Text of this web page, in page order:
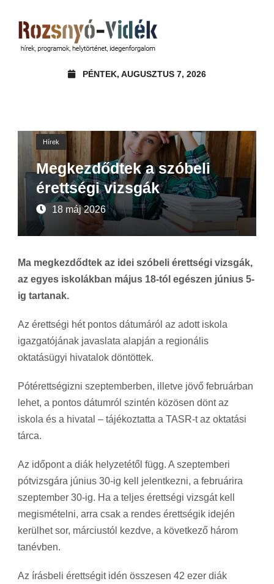
PÉNTEK, AUGUSZTUS 7, 2026
Hírek
Megkezdődtek a szóbeli
érettségi vizsgák
18 máj 2026
Ma megkezdődtek az idei szóbeli érettségi vizsgák,
az egyes iskolákban május 18-tól egészen június 5-
ig tartanak.
Az érettségi hét pontos dátumáról az adott iskola
igazgatójának javaslata alapján a regionális
oktatásügyi hivatalok döntöttek.
Pótérettségizni szeptemberben, illetve jövő februárban
lehet, a pontos dátumról szintén közösen dönt az
iskola és a hivatal – tájékoztatta a TASR-t az oktatási
tárca.
Az időpont a diák helyzetétől függ. A szeptemberi
pótvizsgára június 30-ig kell jelentkezni, a februárira
szeptember 30-ig. Ha a teljes érettségi vizsgát kell
megismételni, arra csak a rendes érettségik idején
kerülhet sor, márciustól kezdve, a következő három
tanévben.
Az írásbeli érettségit idén összesen 42 ezer diák